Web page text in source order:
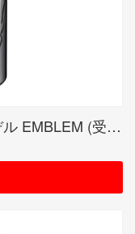
Tommy february6 オリジナルモデル EMBLEM (受注生産限定品)